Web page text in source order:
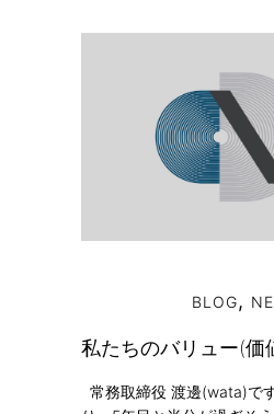
BLOG,
私たちのバリュー(価
常務取締役 渡邊(wata)で